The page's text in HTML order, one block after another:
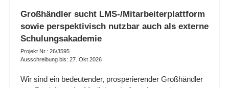
Großhändler sucht LMS-/Mitarbeiterplattform
sowie perspektivisch nutzbar auch als externe
Schulungsakademie
Projekt Nr.: 26/3595
Ausschreibung bis: 27. Okt 2026
Wir sind ein bedeutender, prosperierender Großhändler